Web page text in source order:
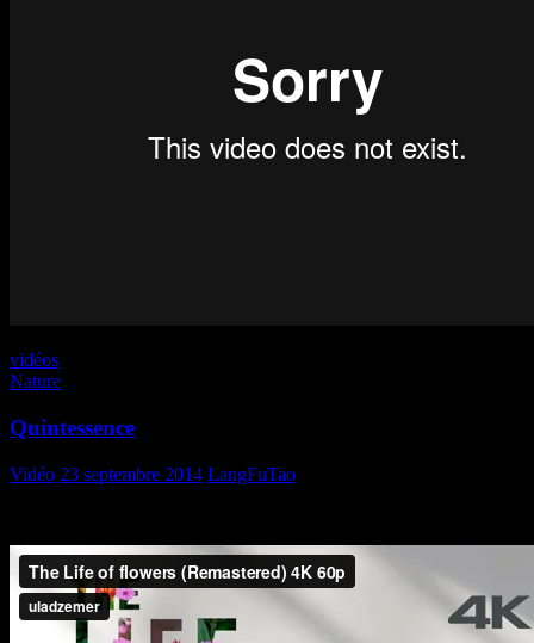
vidéos
Nature
Quintessence
Vidéo 23 septembre 2014 LangFuTao